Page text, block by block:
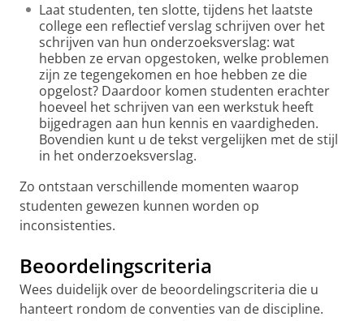
Laat studenten, ten slotte, tijdens het laatste
college een reflectief verslag schrijven over het
schrijven van hun onderzoeksverslag: wat
hebben ze ervan opgestoken, welke problemen
zijn ze tegengekomen en hoe hebben ze die
opgelost? Daardoor komen studenten erachter
hoeveel het schrijven van een werkstuk heeft
bijgedragen aan hun kennis en vaardigheden.
Bovendien kunt u de tekst vergelijken met de stijl
in het onderzoeksverslag.
Zo ontstaan verschillende momenten waarop
studenten gewezen kunnen worden op
inconsistenties.
Beoordelingscriteria
Wees duidelijk over de beoordelingscriteria die u
hanteert rondom de conventies van de discipline.